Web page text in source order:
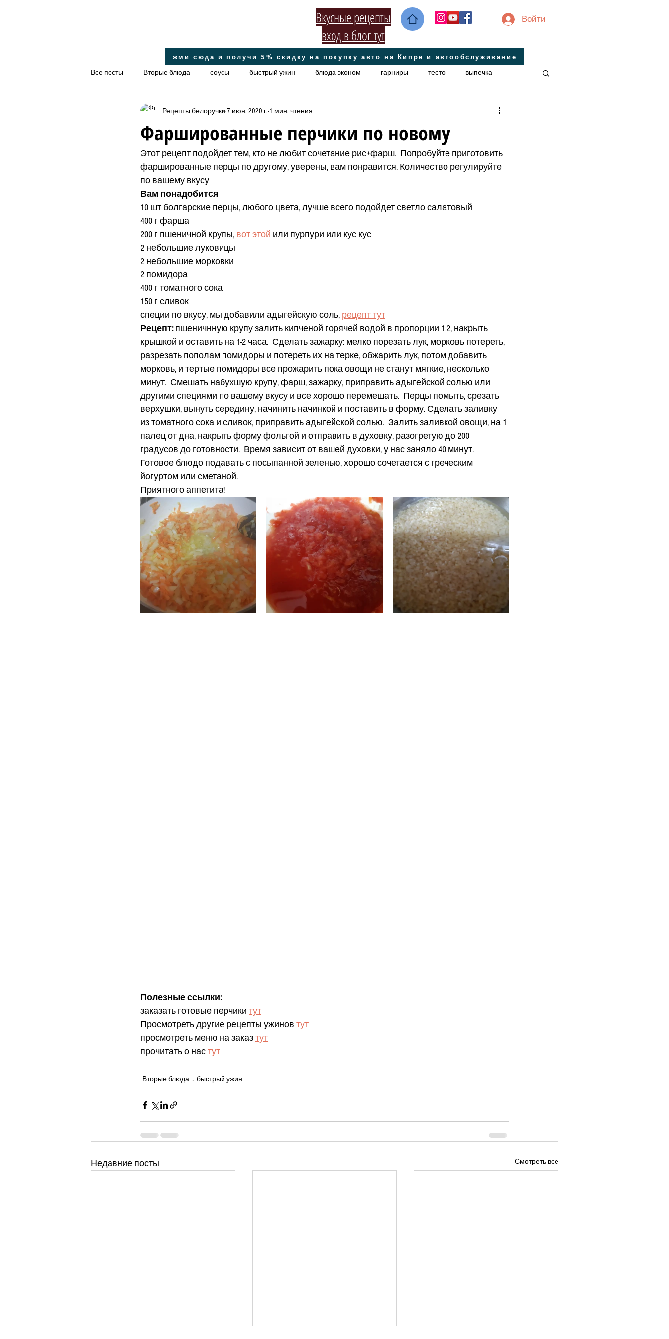
Вкусные рецепты
вход в блог тут
Войти
Все посты Вторые блюда соусы быстрый ужин блюда эконом гарниры тесто выпечка
салаты диетическое постные Домашние секретики завтрак
Правильное питание кето
Фаршированные перчики по новому
Рецепты белоручки 7 июн. 2020 г. 1 мин. чтения
Этот рецепт подойдет тем, кто не любит сочетание рис+фарш.  Попробуйте приготовить
фаршированные перцы по другому, уверены, вам понравится. Количество регулируйте
по вашему вкусу
Вам понадобится
10 шт болгарские перцы, любого цвета, лучше всего подойдет светло салатовый
400 г фарша
200 г пшеничной крупы, вот этой или пурпури или кус кус
2 небольшие луковицы
2 небольшие морковки
2 помидора
400 г томатного сока
150 г сливок
специи по вкусу, мы добавили адыгейскую соль, рецепт тут
Рецепт: пшеничнную крупу залить кипченой горячей водой в пропорции 1:2, накрыть
крышкой и оставить на 1-2 часа.  Сделать зажарку: мелко порезать лук, морковь потереть,
разрезать пополам помидоры и потереть их на терке, обжарить лук, потом добавить
морковь, и тертые помидоры все прожарить пока овощи не станут мягкие, несколько
минут.  Смешать набухшую крупу, фарш, зажарку, приправить адыгейской солью или
другими специями по вашему вкусу и все хорошо перемешать.  Перцы помыть, срезать
верхушки, вынуть середину, начинить начинкой и поставить в форму. Сделать заливку
из томатного сока и сливок, приправить адыгейской солью.  Залить заливкой овощи, на 1
палец от дна, накрыть форму фольгой и отправить в духовку, разогретую до 200
градусов до готовности.  Время зависит от вашей духовки, у нас заняло 40 минут.
Готовое блюдо подавать с посыпанной зеленью, хорошо сочетается с греческим
йогуртом или сметаной.
Приятного аппетита!
Полезные ссылки:
заказать готовые перчики тут
Просмотреть другие рецепты ужинов тут
просмотреть меню на заказ тут
прочитать о нас тут
Вторые блюда быстрый ужин
Недавние посты Смотреть все
жми сюда и получи 5% скидку на покупку авто на Кипре и автообслуживание